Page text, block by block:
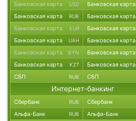
Банковская карта USD Банковская карта
Банковская карта RUB Банковская карта
Банковская карта EUR Банковская карта
Банковская карта UAH Банковская карта
Банковская карта BYN Банковская карта
Банковская карта KZT Банковская карта
СБП RUB СБП
Интернет-банкинг
Сбербанк RUB Сбербанк
Альфа-Банк RUB Альфа-Банк